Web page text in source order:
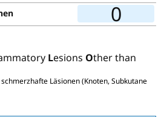
0
Lesions Other than
Läsionen (Knoten, Subkutane